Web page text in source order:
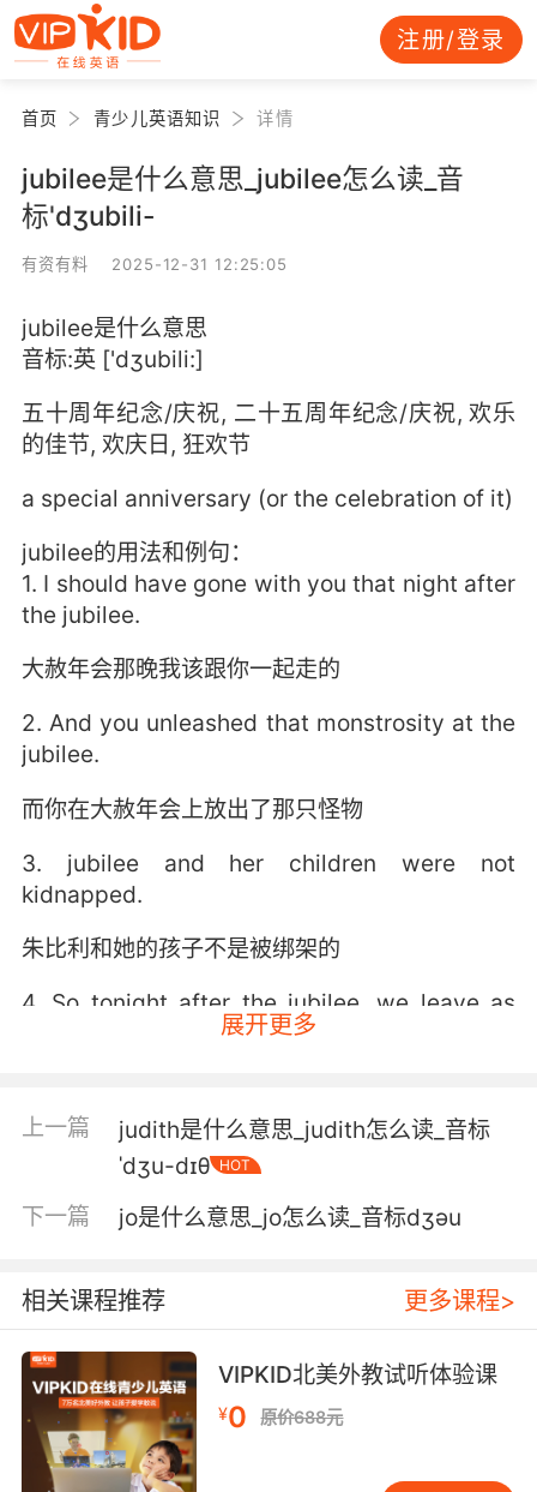
注册/登录
首页 青少儿英语知识 详情
jubilee是什么意思_jubilee怎么读_音
标'dʒubili-
有资有料 2025-12-31 12:25:05
jubilee是什么意思
音标:英 ['dʒubili:]
五十周年纪念/庆祝, 二十五周年纪念/庆祝, 欢乐
的佳节, 欢庆日, 狂欢节
a special anniversary (or the celebration of it)
jubilee的用法和例句：
1. I should have gone with you that night after
the jubilee.
大赦年会那晚我该跟你一起走的
2. And you unleashed that monstrosity at the
jubilee.
而你在大赦年会上放出了那只怪物
3. jubilee and her children were not
kidnapped.
朱比利和她的孩子不是被绑架的
4. So tonight after the jubilee, we leave as
5. So we are looking forward to the
announcement at the jubilee.
话说回来 我期待着 明天你在大赦年会上宣布婚约
6. The city will be busy with the jubilee, and
you could slip out.
明晚全城都要去参加大赦年会 你可以趁机溜出来
7. Come one, come all to the cartwheel
jubilee.
展开更多
上一篇
judith是什么意思_judith怎么读_音标
ˈdʒu-dɪθ
HOT
下一篇 jo是什么意思_jo怎么读_音标dʒәu
相关课程推荐 更多课程>
VIPKID北美外教试听体验课
¥0 原价688元